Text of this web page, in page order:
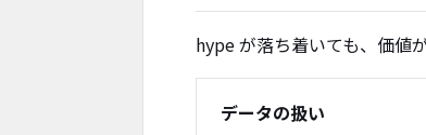
hype が落ち着いても、価値
データの扱い